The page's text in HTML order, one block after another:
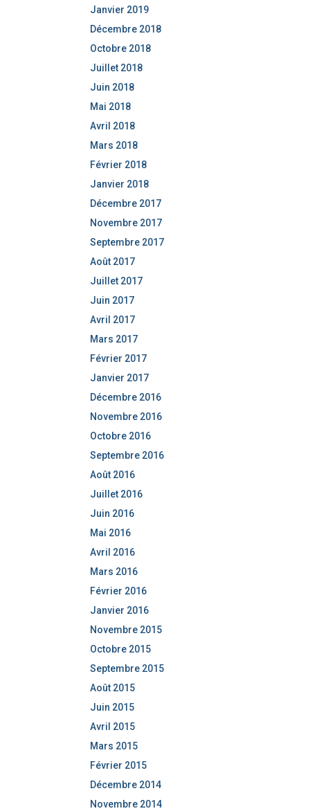
Janvier 2019
Décembre 2018
Octobre 2018
Juillet 2018
Juin 2018
Mai 2018
Avril 2018
Mars 2018
Février 2018
Janvier 2018
Décembre 2017
Novembre 2017
Septembre 2017
Août 2017
Juillet 2017
Juin 2017
Avril 2017
Mars 2017
Février 2017
Janvier 2017
Décembre 2016
Novembre 2016
Octobre 2016
Septembre 2016
Août 2016
Juillet 2016
Juin 2016
Mai 2016
Avril 2016
Mars 2016
Février 2016
Janvier 2016
Novembre 2015
Octobre 2015
Septembre 2015
Août 2015
Juin 2015
Avril 2015
Mars 2015
Février 2015
Décembre 2014
Novembre 2014